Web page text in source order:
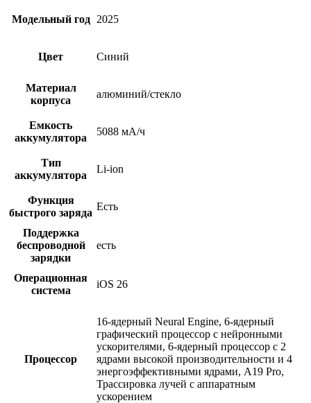
Модельный год 2025
Цвет Синий
Материал
корпуса
алюминий/cтекло
Емкость
аккумулятора
5088 мА/ч
Тип
аккумулятора
Li-ion
Функция
быстрого заряда
Есть
Поддержка
беспроводной
зарядки
есть
Операционная
система
iOS 26
Процессор
16-ядерный Neural Engine, 6-ядерный
графический процессор с нейронными
ускорителями, 6-ядерный процессор с 2
ядрами высокой производительности и 4
энергоэффективными ядрами, A19 Pro,
Трассировка лучей с аппаратным
ускорением